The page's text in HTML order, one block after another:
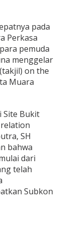
pada
Perkasa
pemuda
menggelar
on the
Muara
Site Bukit
SH
bahwa
dari
telah
Subkon